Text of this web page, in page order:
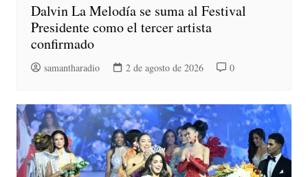
Dalvin La Melodía se suma al Festival
Presidente como el tercer artista
confirmado
samantharadio 2 de agosto de 2026 0